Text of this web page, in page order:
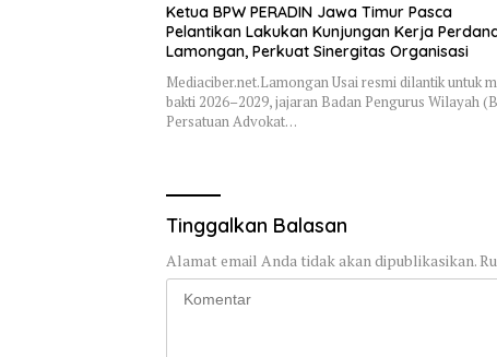
Ketua BPW PERADIN Jawa Timur Pasca
Pelantikan Lakukan Kunjungan Kerja
Lamongan, Perkuat Sinergitas Organisasi
Mediaciber.net.Lamongan Usai resmi dilantik untuk
bakti 2026–2029, jajaran Badan Pengurus Wilayah
Persatuan Advokat…
Tinggalkan Balasan
Alamat email Anda tidak akan dipublikasikan.